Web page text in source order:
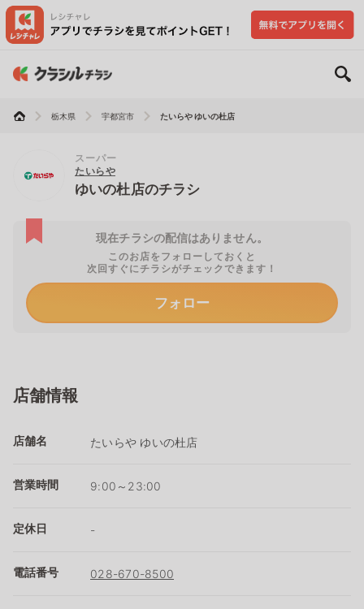
栃木県 宇都宮市 たいらや ゆいの杜店
スーパー
たいらや
ゆいの杜店のチラシ
現在チラシの配信はありません。
このお店をフォローしておくと
次回すぐにチラシがチェックできます！
フォロー
店舗情報
店舗名 たいらや ゆいの杜店
営業時間 9:00～23:00
定休日 -
電話番号 028-670-8500